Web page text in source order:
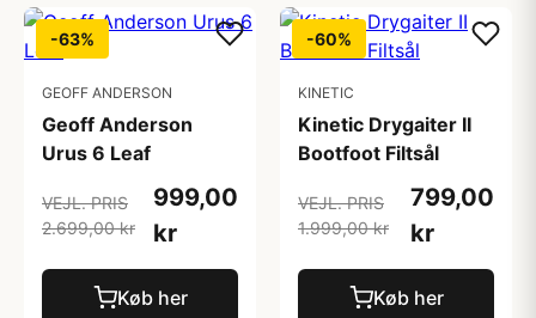
-63%
GEOFF ANDERSON
Geoff Anderson
Urus 6 Leaf
VEJL. PRIS
2.699,00 kr
999,00
kr
Køb her
-60%
KINETIC
Kinetic Drygaiter II
Bootfoot Filtsål
VEJL. PRIS
1.999,00 kr
799,00
kr
Køb her